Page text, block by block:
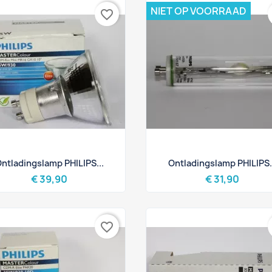
Snel bekijken
PHILIPS...
€ 39,90
favorite_border
Snel bekijken
Ontladingslamp
€ 31,90
NIET OP VOORRAAD
favorite_border